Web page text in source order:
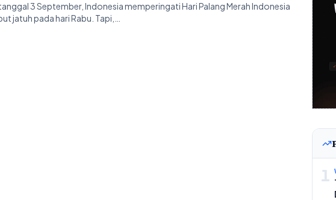
3 September, Indonesia memperingati Hari Palang Merah Indonesia
jatuh pada hari Rabu. Tapi,…
1